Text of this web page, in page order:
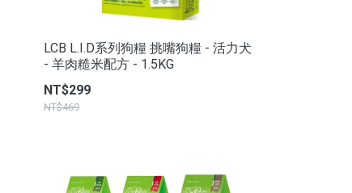
LCB L.I.D系列狗糧 挑嘴狗糧 - 活力犬
- 羊肉糙米配方 - 1.5KG
NT$299
NT$469